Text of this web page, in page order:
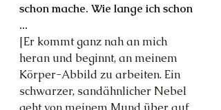
schon mache. Wie lange ich schon
...
[Er kommt ganz nah an mich
heran und beginnt, an meinem
Körper-Abbild zu arbeiten. Ein
schwarzer, sandähnlicher Nebel